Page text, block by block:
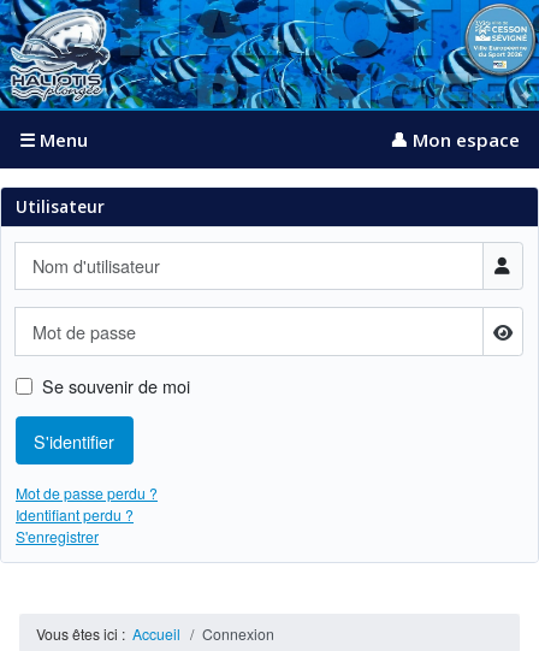
☰ Menu 👤 Mon espace
Utilisateur
Se souvenir de moi
S'identifier
Mot de passe perdu ?
Identifiant perdu ?
S'enregistrer
Vous êtes ici :Accueil Connexion